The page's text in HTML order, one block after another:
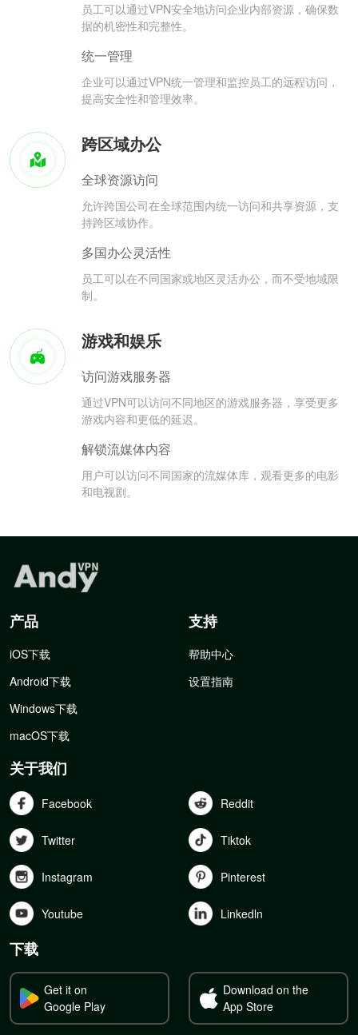
员工可以通过VPN安全地访问企业内部资源，确保数
据的机密性和完整性。
统一管理
企业可以通过VPN统一管理和监控员工的远程访问，
提高安全性和管理效率。
跨区域办公
全球资源访问
允许跨国公司在全球范围内统一访问和共享资源，支
持跨区域协作。
多国办公灵活性
员工可以在不同国家或地区灵活办公，而不受地域限
制。
游戏和娱乐
访问游戏服务器
通过VPN可以访问不同地区的游戏服务器，享受更多
游戏内容和更低的延迟。
解锁流媒体内容
用户可以访问不同国家的流媒体库，观看更多的电影
和电视剧。
产品
iOS下载
Android下载
Windows下载
macOS下载
支持
帮助中心
设置指南
关于我们
Facebook Reddit
Twitter Tiktok
Instagram Pinterest
Youtube Linkedln
下载
Get it on
Google Play
Download on the
App Store